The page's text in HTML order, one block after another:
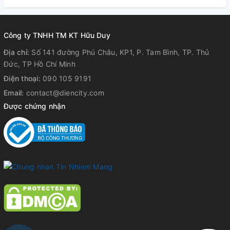
+Tải bảng giá
Công ty TNHH TM KT Hữu Duy
Địa chỉ: Số 141 đường Phú Châu, KP1, P. Tam Bình, TP. Thủ
Đức, TP Hồ Chí Minh
Điện thoại: 090 105 9191
Email: contact@diencity.com
Được chứng nhận